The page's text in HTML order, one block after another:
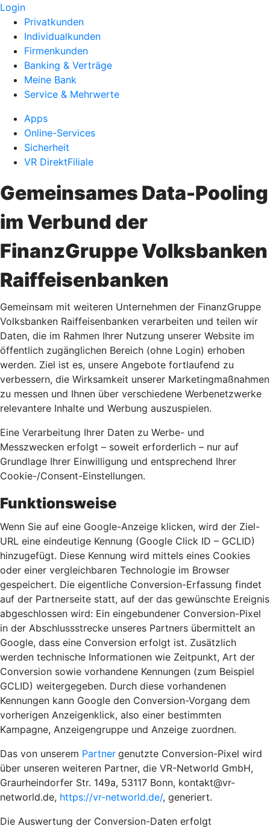
Login
Privatkunden
Individualkunden
Firmenkunden
Banking & Verträge
Meine Bank
Service & Mehrwerte
Apps
Online-Services
Sicherheit
VR DirektFiliale
Gemeinsames Data-Pooling
im Verbund der
FinanzGruppe Volksbanken
Raiffeisenbanken
Gemeinsam mit weiteren Unternehmen der FinanzGruppe
Volksbanken Raiffeisenbanken verarbeiten und teilen wir
Daten, die im Rahmen Ihrer Nutzung unserer Website im
öffentlich zugänglichen Bereich (ohne Login) erhoben
werden. Ziel ist es, unsere Angebote fortlaufend zu
verbessern, die Wirksamkeit unserer Marketingmaßnahmen
zu messen und Ihnen über verschiedene Werbenetzwerke
relevantere Inhalte und Werbung auszuspielen.
Eine Verarbeitung Ihrer Daten zu Werbe- und
Messzwecken erfolgt – soweit erforderlich – nur auf
Grundlage Ihrer Einwilligung und entsprechend Ihrer
Cookie-/Consent-Einstellungen.
Funktionsweise
Wenn Sie auf eine Google-Anzeige klicken, wird der Ziel-
URL eine eindeutige Kennung (Google Click ID – GCLID)
hinzugefügt. Diese Kennung wird mittels eines Cookies
oder einer vergleichbaren Technologie im Browser
gespeichert. Die eigentliche Conversion-Erfassung findet
auf der Partnerseite statt, auf der das gewünschte Ereignis
abgeschlossen wird: Ein eingebundener Conversion-Pixel
in der Abschlussstrecke unseres Partners übermittelt an
Google, dass eine Conversion erfolgt ist. Zusätzlich
werden technische Informationen wie Zeitpunkt, Art der
Conversion sowie vorhandene Kennungen (zum Beispiel
GCLID) weitergegeben. Durch diese vorhandenen
Kennungen kann Google den Conversion-Vorgang dem
vorherigen Anzeigenklick, also einer bestimmten
Kampagne, Anzeigengruppe und Anzeige zuordnen.
Das von unserem Partner genutzte Conversion-Pixel wird
über unseren weiteren Partner, die VR-Networld GmbH,
Graurheindorfer Str. 149a, 53117 Bonn, kontakt@vr-
networld.de, https://vr-networld.de/, generiert.
Die Auswertung der Conversion-Daten erfolgt